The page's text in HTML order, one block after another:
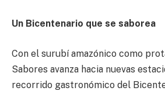
Un Bicentenario que se saborea
Con el surubí amazónico como
Sabores avanza hacia nuevas
recorrido gastronómico del